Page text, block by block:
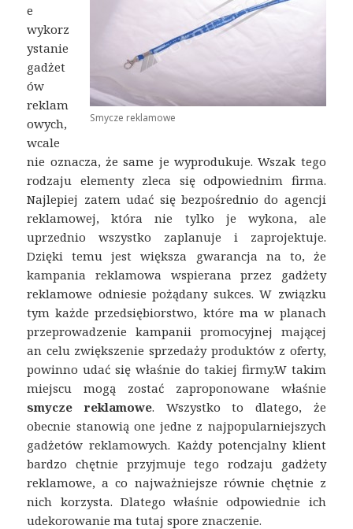
Smycze reklamowe
e
wykorz
ystanie
gadżet
ów
reklam
owych,
wcale
nie oznacza, że same je wyprodukuje. Wszak tego
rodzaju elementy zleca się odpowiednim firma.
Najlepiej zatem udać się bezpośrednio do agencji
reklamowej, która nie tylko je wykona, ale
uprzednio wszystko zaplanuje i zaprojektuje.
Dzięki temu jest większa gwarancja na to, że
kampania reklamowa wspierana przez gadżety
reklamowe odniesie pożądany sukces. W związku
tym każde przedsiębiorstwo, które ma w planach
przeprowadzenie kampanii promocyjnej mającej
an celu zwiększenie sprzedaży produktów z oferty,
powinno udać się właśnie do takiej firmy.W takim
miejscu mogą zostać zaproponowane właśnie
smycze reklamowe. Wszystko to dlatego, że
obecnie stanowią one jedne z najpopularniejszych
gadżetów reklamowych. Każdy potencjalny klient
bardzo chętnie przyjmuje tego rodzaju gadżety
reklamowe, a co najważniejsze równie chętnie z
nich korzysta. Dlatego właśnie odpowiednie ich
udekorowanie ma tutaj spore znaczenie.